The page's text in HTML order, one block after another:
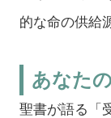
的な命の供給
あなた
聖書が語る「